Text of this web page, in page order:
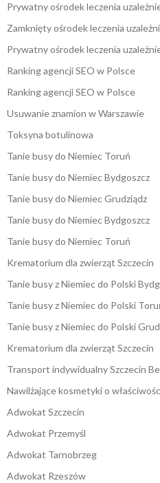
Prywatny ośrodek leczenia
Zamknięty ośrodek leczenia
Prywatny ośrodek leczenia
Ranking agencji SEO w Polsce
Ranking agencji SEO w Polsce
Usuwanie znamion w Warszawie
Toksyna botulinowa
Tanie busy do Niemiec Toruń
Tanie busy do Niemiec Bydgoszcz
Tanie busy do Niemiec Grudziądz
Tanie busy do Niemiec Bydgoszcz
Tanie busy do Niemiec Toruń
Krematorium dla zwierząt Szczecin
Tanie busy z Niemiec do Polski
Tanie busy z Niemiec do Polski
Tanie busy z Niemiec do Polski
Krematorium dla zwierząt Szczecin
Transport indywidualny Szczecin
Nawilżające kosmetyki o
Adwokat Szczecin
Adwokat Przemyśl
Adwokat Tarnobrzeg
Adwokat Rzeszów